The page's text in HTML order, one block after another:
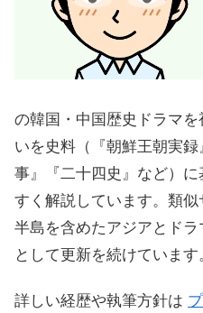
の韓国・中国歴史ドラマ
いを史料（『朝鮮王朝実
事』『二十四史』など）
すく解説しています。類
半島を含めたアジアとド
として更新を続けています
詳しい経歴や執筆方針は